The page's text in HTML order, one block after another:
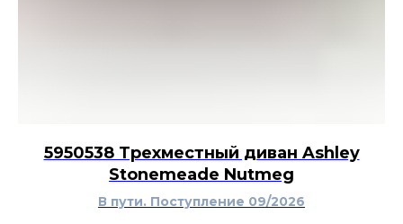
5950538 Трехместный диван Ashley
Stonemeade Nutmeg
В пути. Поступление 09/2026